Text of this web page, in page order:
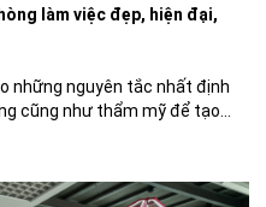
làm việc đẹp, hiện đại,
những nguyên tắc nhất định
cũng như thẩm mỹ để tạo